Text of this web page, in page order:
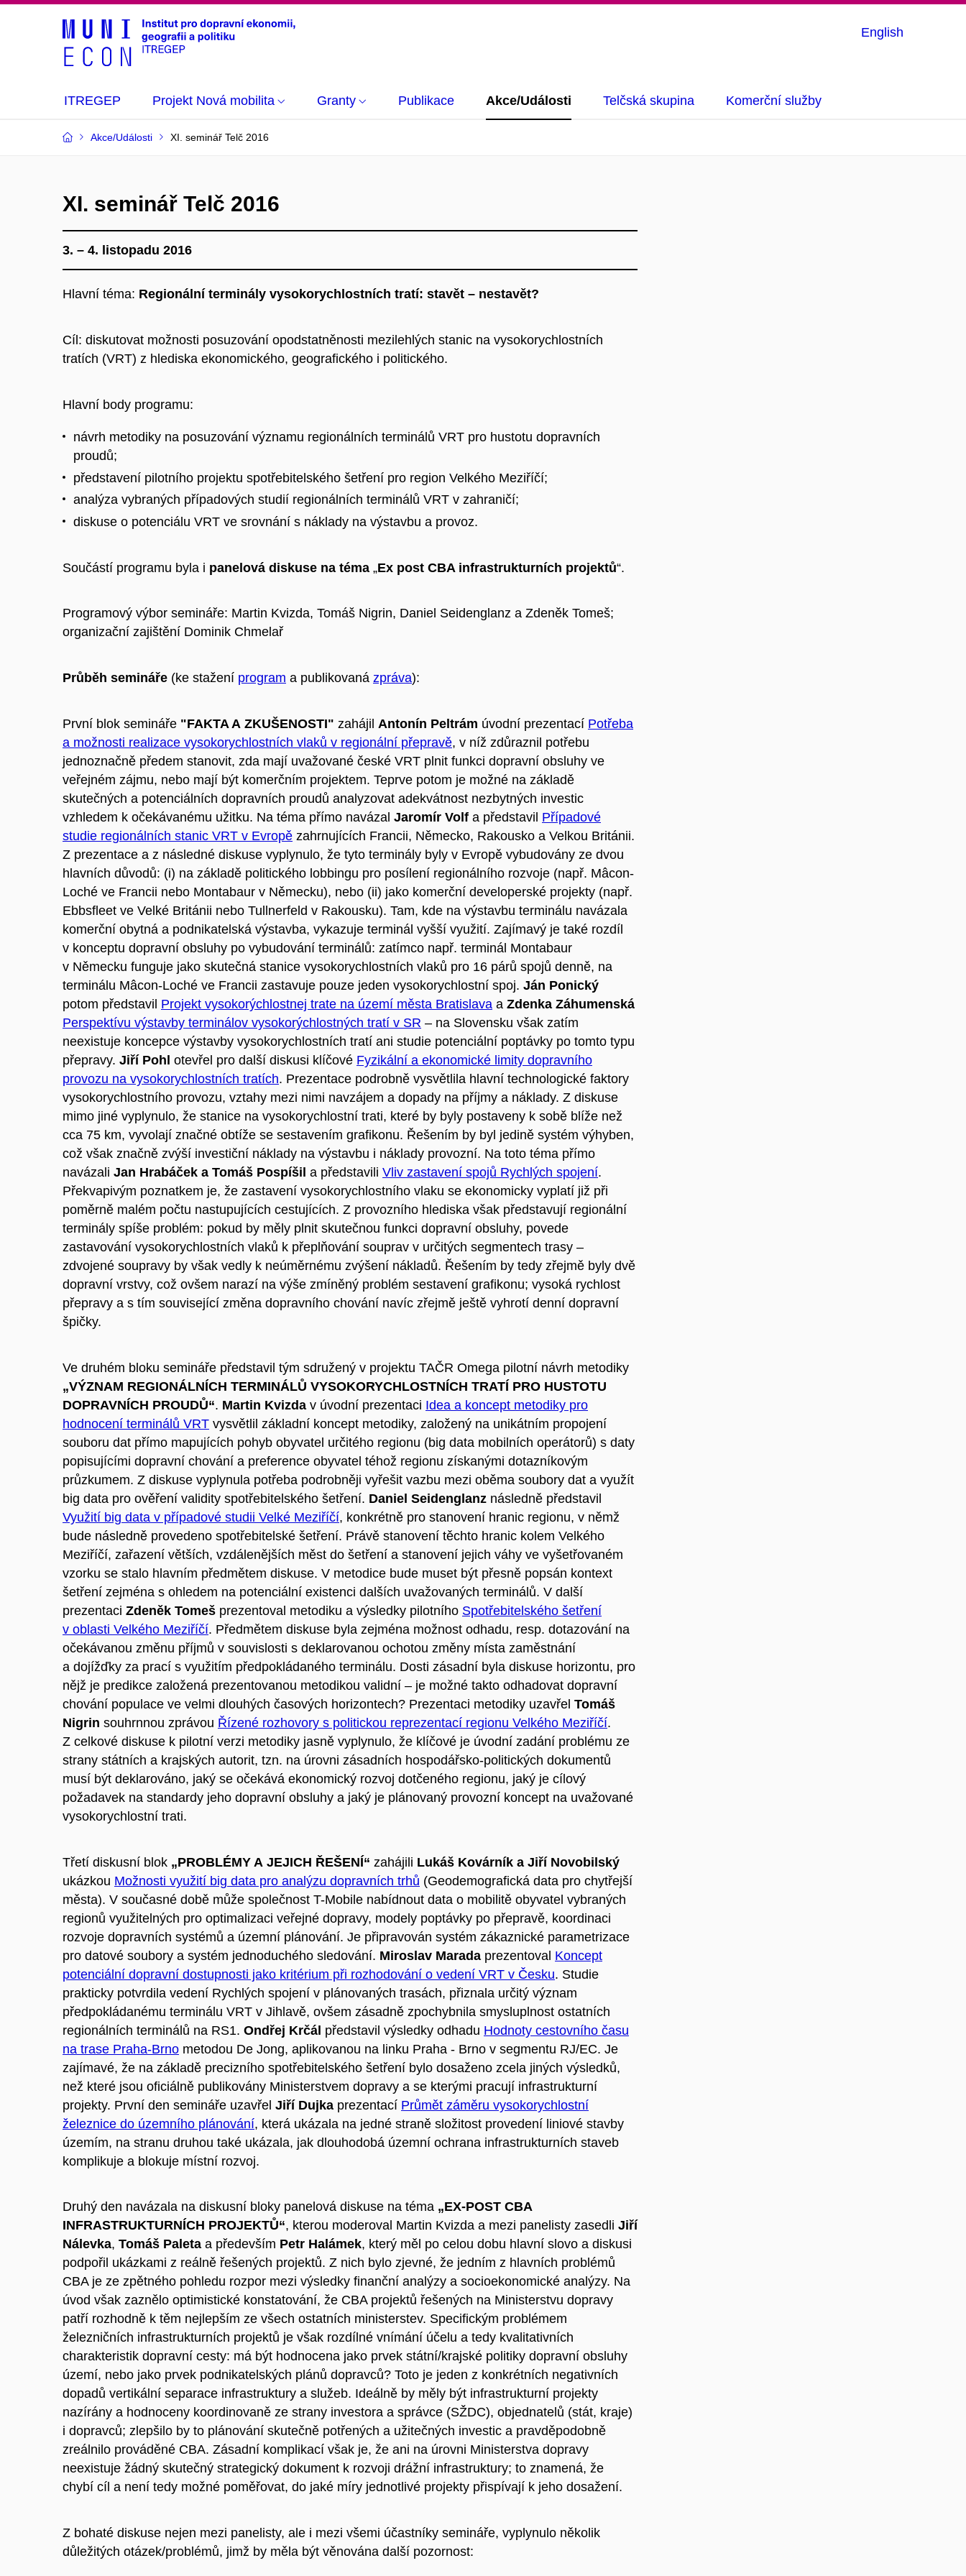
English
ITREGEP Projekt Nová mobilita Granty Publikace Akce/Události Telčská skupina Komerční služby
Akce/Události XI. seminář Telč 2016
XI. seminář Telč 2016
3. – 4. listopadu 2016
Hlavní téma: Regionální terminály vysokorychlostních tratí: stavět – nestavět?
Cíl: diskutovat možnosti posuzování opodstatněnosti mezilehlých stanic na vysokorychlostních
tratích (VRT) z hlediska ekonomického, geografického i politického.
Hlavní body programu:
návrh metodiky na posuzování významu regionálních terminálů VRT pro hustotu dopravních
proudů;
představení pilotního projektu spotřebitelského šetření pro region Velkého Meziříčí;
analýza vybraných případových studií regionálních terminálů VRT v zahraničí;
diskuse o potenciálu VRT ve srovnání s náklady na výstavbu a provoz.
Součástí programu byla i panelová diskuse na téma „Ex post CBA infrastrukturních projektů“.
Programový výbor semináře: Martin Kvizda, Tomáš Nigrin, Daniel Seidenglanz a Zdeněk Tomeš;
organizační zajištění Dominik Chmelař
Průběh semináře (ke stažení program a publikovaná zpráva):
První blok semináře "FAKTA A ZKUŠENOSTI" zahájil Antonín Peltrám úvodní prezentací Potřeba
a možnosti realizace vysokorychlostních vlaků v regionální přepravě, v níž zdůraznil potřebu
jednoznačně předem stanovit, zda mají uvažované české VRT plnit funkci dopravní obsluhy ve
veřejném zájmu, nebo mají být komerčním projektem. Teprve potom je možné na základě
skutečných a potenciálních dopravních proudů analyzovat adekvátnost nezbytných investic
vzhledem k očekávanému užitku. Na téma přímo navázal Jaromír Volf a představil Případové
studie regionálních stanic VRT v Evropě zahrnujících Francii, Německo, Rakousko a Velkou Británii.
Z prezentace a z následné diskuse vyplynulo, že tyto terminály byly v Evropě vybudovány ze dvou
hlavních důvodů: (i) na základě politického lobbingu pro posílení regionálního rozvoje (např. Mâcon-
Loché ve Francii nebo Montabaur v Německu), nebo (ii) jako komerční developerské projekty (např.
Ebbsfleet ve Velké Británii nebo Tullnerfeld v Rakousku). Tam, kde na výstavbu terminálu navázala
komerční obytná a podnikatelská výstavba, vykazuje terminál vyšší využití. Zajímavý je také rozdíl
v konceptu dopravní obsluhy po vybudování terminálů: zatímco např. terminál Montabaur
v Německu funguje jako skutečná stanice vysokorychlostních vlaků pro 16 párů spojů denně, na
terminálu Mâcon-Loché ve Francii zastavuje pouze jeden vysokorychlostní spoj. Ján Ponický
potom představil Projekt vysokorýchlostnej trate na území města Bratislava a Zdenka Záhumenská
Perspektívu výstavby terminálov vysokorýchlostných tratí v SR – na Slovensku však zatím
neexistuje koncepce výstavby vysokorychlostních tratí ani studie potenciální poptávky po tomto typu
přepravy. Jiří Pohl otevřel pro další diskusi klíčové Fyzikální a ekonomické limity dopravního
provozu na vysokorychlostních tratích. Prezentace podrobně vysvětlila hlavní technologické faktory
vysokorychlostního provozu, vztahy mezi nimi navzájem a dopady na příjmy a náklady. Z diskuse
mimo jiné vyplynulo, že stanice na vysokorychlostní trati, které by byly postaveny k sobě blíže než
cca 75 km, vyvolají značné obtíže se sestavením grafikonu. Řešením by byl jedině systém výhyben,
což však značně zvýší investiční náklady na výstavbu i náklady provozní. Na toto téma přímo
navázali Jan Hrabáček a Tomáš Pospíšil a představili Vliv zastavení spojů Rychlých spojení.
Překvapivým poznatkem je, že zastavení vysokorychlostního vlaku se ekonomicky vyplatí již při
poměrně malém počtu nastupujících cestujících. Z provozního hlediska však představují regionální
terminály spíše problém: pokud by měly plnit skutečnou funkci dopravní obsluhy, povede
zastavování vysokorychlostních vlaků k přeplňování souprav v určitých segmentech trasy –
zdvojené soupravy by však vedly k neúměrnému zvýšení nákladů. Řešením by tedy zřejmě byly dvě
dopravní vrstvy, což ovšem narazí na výše zmíněný problém sestavení grafikonu; vysoká rychlost
přepravy a s tím související změna dopravního chování navíc zřejmě ještě vyhrotí denní dopravní
špičky.
Ve druhém bloku semináře představil tým sdružený v projektu TAČR Omega pilotní návrh metodiky
„VÝZNAM REGIONÁLNÍCH TERMINÁLŮ VYSOKORYCHLOSTNÍCH TRATÍ PRO HUSTOTU
DOPRAVNÍCH PROUDŮ“. Martin Kvizda v úvodní prezentaci Idea a koncept metodiky pro
hodnocení terminálů VRT vysvětlil základní koncept metodiky, založený na unikátním propojení
souboru dat přímo mapujících pohyb obyvatel určitého regionu (big data mobilních operátorů) s daty
popisujícími dopravní chování a preference obyvatel téhož regionu získanými dotazníkovým
průzkumem. Z diskuse vyplynula potřeba podrobněji vyřešit vazbu mezi oběma soubory dat a využít
big data pro ověření validity spotřebitelského šetření. Daniel Seidenglanz následně představil
Využití big data v případové studii Velké Meziříčí, konkrétně pro stanovení hranic regionu, v němž
bude následně provedeno spotřebitelské šetření. Právě stanovení těchto hranic kolem Velkého
Meziříčí, zařazení větších, vzdálenějších měst do šetření a stanovení jejich váhy ve vyšetřovaném
vzorku se stalo hlavním předmětem diskuse. V metodice bude muset být přesně popsán kontext
šetření zejména s ohledem na potenciální existenci dalších uvažovaných terminálů. V další
prezentaci Zdeněk Tomeš prezentoval metodiku a výsledky pilotního Spotřebitelského šetření
v oblasti Velkého Meziříčí. Předmětem diskuse byla zejména možnost odhadu, resp. dotazování na
očekávanou změnu příjmů v souvislosti s deklarovanou ochotou změny místa zaměstnání
a dojížďky za prací s využitím předpokládaného terminálu. Dosti zásadní byla diskuse horizontu, pro
nějž je predikce založená prezentovanou metodikou validní – je možné takto odhadovat dopravní
chování populace ve velmi dlouhých časových horizontech? Prezentaci metodiky uzavřel Tomáš
Nigrin souhrnnou zprávou Řízené rozhovory s politickou reprezentací regionu Velkého Meziříčí.
Z celkové diskuse k pilotní verzi metodiky jasně vyplynulo, že klíčové je úvodní zadání problému ze
strany státních a krajských autorit, tzn. na úrovni zásadních hospodářsko-politických dokumentů
musí být deklarováno, jaký se očekává ekonomický rozvoj dotčeného regionu, jaký je cílový
požadavek na standardy jeho dopravní obsluhy a jaký je plánovaný provozní koncept na uvažované
vysokorychlostní trati.
Třetí diskusní blok „PROBLÉMY A JEJICH ŘEŠENÍ“ zahájili Lukáš Kovárník a Jiří Novobilský
ukázkou Možnosti využití big data pro analýzu dopravních trhů (Geodemografická data pro chytřejší
města). V současné době může společnost T-Mobile nabídnout data o mobilitě obyvatel vybraných
regionů využitelných pro optimalizaci veřejné dopravy, modely poptávky po přepravě, koordinaci
rozvoje dopravních systémů a územní plánování. Je připravován systém zákaznické parametrizace
pro datové soubory a systém jednoduchého sledování. Miroslav Marada prezentoval Koncept
potenciální dopravní dostupnosti jako kritérium při rozhodování o vedení VRT v Česku. Studie
prakticky potvrdila vedení Rychlých spojení v plánovaných trasách, přiznala určitý význam
předpokládanému terminálu VRT v Jihlavě, ovšem zásadně zpochybnila smysluplnost ostatních
regionálních terminálů na RS1. Ondřej Krčál představil výsledky odhadu Hodnoty cestovního času
na trase Praha-Brno metodou De Jong, aplikovanou na linku Praha - Brno v segmentu RJ/EC. Je
zajímavé, že na základě precizního spotřebitelského šetření bylo dosaženo zcela jiných výsledků,
než které jsou oficiálně publikovány Ministerstvem dopravy a se kterými pracují infrastrukturní
projekty. První den semináře uzavřel Jiří Dujka prezentací Průmět záměru vysokorychlostní
železnice do územního plánování, která ukázala na jedné straně složitost provedení liniové stavby
územím, na stranu druhou také ukázala, jak dlouhodobá územní ochrana infrastrukturních staveb
komplikuje a blokuje místní rozvoj.
Druhý den navázala na diskusní bloky panelová diskuse na téma „EX-POST CBA
INFRASTRUKTURNÍCH PROJEKTŮ“, kterou moderoval Martin Kvizda a mezi panelisty zasedli Jiří
Nálevka, Tomáš Paleta a především Petr Halámek, který měl po celou dobu hlavní slovo a diskusi
podpořil ukázkami z reálně řešených projektů. Z nich bylo zjevné, že jedním z hlavních problémů
CBA je ze zpětného pohledu rozpor mezi výsledky finanční analýzy a socioekonomické analýzy. Na
úvod však zaznělo optimistické konstatování, že CBA projektů řešených na Ministerstvu dopravy
patří rozhodně k těm nejlepším ze všech ostatních ministerstev. Specifickým problémem
železničních infrastrukturních projektů je však rozdílné vnímání účelu a tedy kvalitativních
charakteristik dopravní cesty: má být hodnocena jako prvek státní/krajské politiky dopravní obsluhy
území, nebo jako prvek podnikatelských plánů dopravců? Toto je jeden z konkrétních negativních
dopadů vertikální separace infrastruktury a služeb. Ideálně by měly být infrastrukturní projekty
nazírány a hodnoceny koordinovaně ze strany investora a správce (SŽDC), objednatelů (stát, kraje)
i dopravců; zlepšilo by to plánování skutečně potřených a užitečných investic a pravděpodobně
zreálnilo prováděné CBA. Zásadní komplikací však je, že ani na úrovni Ministerstva dopravy
neexistuje žádný skutečný strategický dokument k rozvoji drážní infrastruktury; to znamená, že
chybí cíl a není tedy možné poměřovat, do jaké míry jednotlivé projekty přispívají k jeho dosažení.
Z bohaté diskuse nejen mezi panelisty, ale i mezi všemi účastníky semináře, vyplynulo několik
důležitých otázek/problémů, jimž by měla být věnována další pozornost: